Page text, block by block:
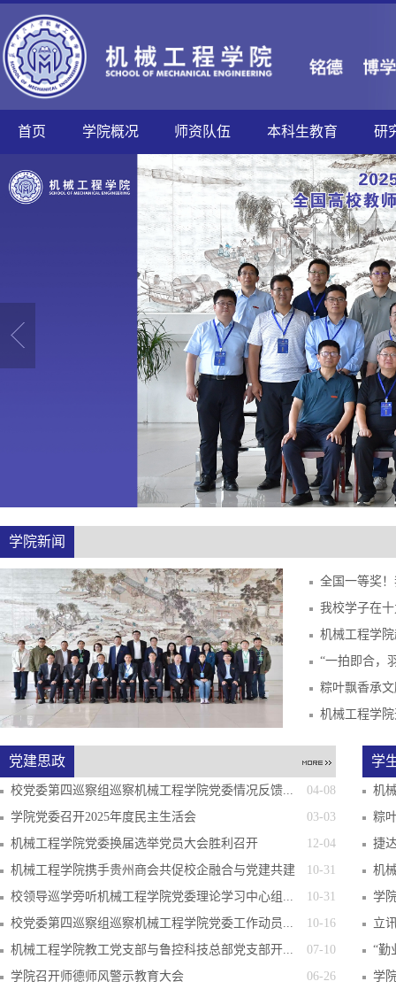
首页 学院概况 师资队伍 本科生教育 研
学院新闻
机械工程学
机械工程学
党建思政
04-08
校党委第四巡察组巡察机械工程学院党委情况反馈...
03-03
学院党委召开2025年度民主生活会
12-04
机械工程学院党委换届选举党员大会胜利召开
10-31
机械工程学院携手贵州商会共促校企融合与党建共建
10-31
校领导巡学旁听机械工程学院党委理论学习中心组...
10-16
校党委第四巡察组巡察机械工程学院党委工作动员...
07-10
机械工程学院教工党支部与鲁控科技总部党支部开...
06-26
学院召开师德师风警示教育大会
学
机
粽
捷
机
学
立
“勤
学